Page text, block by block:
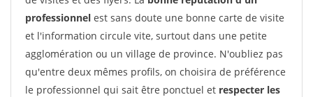
professionnel est sans doute une bonne carte de visite
et l'information circule vite, surtout dans une petite
agglomération ou un village de province. N'oubliez pas
qu'entre deux mêmes profils, on choisira de préférence
le professionnel qui sait être ponctuel et respecter les